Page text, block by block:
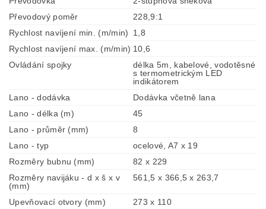
Převodový poměr
228,9:1
Rychlost navíjení min. (m/min)
1,8
Rychlost navíjení max. (m/min) 10,6
Ovládání spojky
délka 5m, kabelové, vodotěsné
s termometrickým LED
indikátorem
Lano - dodávka
Dodávka včetně lana
Lano - délka (m)
45
Lano - průměr (mm)
8
Lano - typ
ocelové, A7 x 19
Rozměry bubnu (mm)
82 x 229
Rozměry navijáku - d x š x v
(mm)
561,5 x 366,5 x 263,7
Upevňovací otvory (mm)
273 x 110